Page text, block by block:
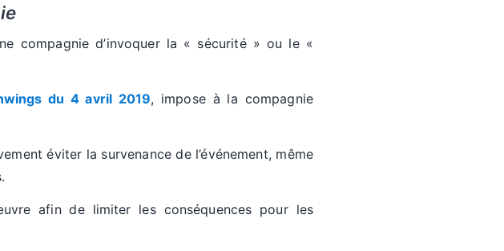
compagnie d’invoquer la « sécurité » ou le «
du 4 avril 2019, impose à la compagnie
éviter la survenance de l’événement, même
afin de limiter les conséquences pour les